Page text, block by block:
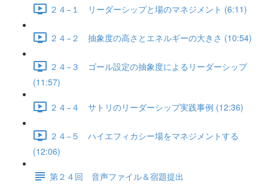
２４−１ リーダーシップと場のマネジメント (6:11)
２４−２ 抽象度の高さとエネルギーの大きさ (10:54)
２４−３ ゴール設定の抽象度によるリーダーシップ
(11:57)
２４−４ サトリのリーダーシップ実践事例 (12:36)
２４−５ ハイエフィカシー場をマネジメントする
(12:06)
第２４回 音声ファイル＆宿題提出